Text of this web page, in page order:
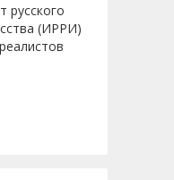
русского
(ИРРИ)